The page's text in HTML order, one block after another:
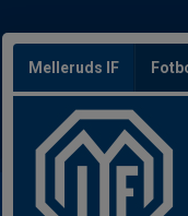
Melleruds IF